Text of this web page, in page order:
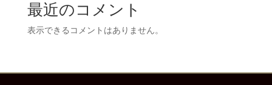
最近のコメント
表示できるコメントはありません。